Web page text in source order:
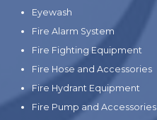
Eyewash
Fire Alarm System
Fire Fighting Equipment
Fire Hose and Accessories
Fire Hydrant Equipment
Fire Pump and Accessories